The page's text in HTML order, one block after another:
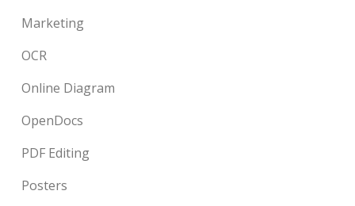
Marketing
OCR
Online Diagram
OpenDocs
PDF Editing
Posters